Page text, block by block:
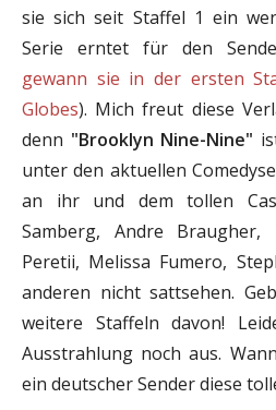
sie sich seit Staffel 1 ein
Serie erntet für den
gewann sie in der ersten
Globes). Mich freut diese
denn "Brooklyn Nine-Nine"
unter den aktuellen
an ihr und dem tollen
Samberg, Andre Braugher,
Peretii, Melissa Fumero,
anderen nicht sattsehen.
weitere Staffeln davon!
Ausstrahlung noch aus.
ein deutscher Sender diese